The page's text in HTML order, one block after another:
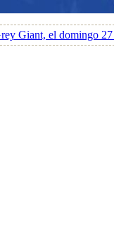
Giant, el domingo 27